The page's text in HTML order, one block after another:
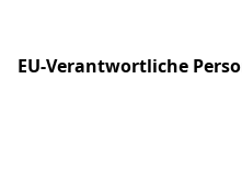
EU-Verantwortliche